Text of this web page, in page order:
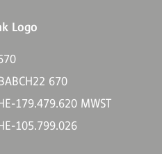
670
179.479.620 MWST
105.799.026